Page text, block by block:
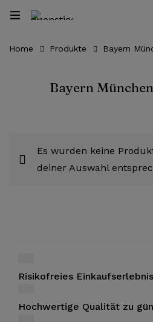
Home Produkte Bayern
Bayern
Es wurden keine
deiner Auswahl
Risikofreies Einkaufserlebnis
Hochwertige Qualität zu